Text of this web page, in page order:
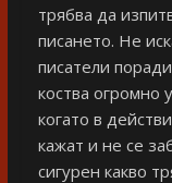
трябва да
писането. Не
писатели
коства огромно
когато в
кажат и не се
сигурен какво